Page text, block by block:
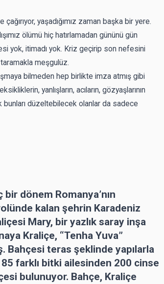
yaşadığımız zaman başka bir yere.
ölümü hiç hatırlamadan gününü gün
yok, itimadı yok. Kriz geçirip son nefesini
taramakla meşgulüz.
bilmeden hep birlikte imza atmış gibi
yanlışların, acıların, gözyaşlarının
bunları düzeltebilecek olanlar da sadece
dönem Romanya’nın
kalan şehrin Karadeniz
Mary, bir yazlık saray inşa
Kraliçe, “Tenha Yuva”
Bahçesi teras şeklinde yapılarla
farklı bitki ailesinden 200 cinse
bulunuyor. Bahçe, Kraliçe